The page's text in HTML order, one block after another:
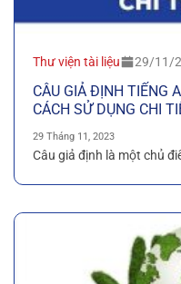
Thư viện tài liệu 29/11/
CÂU GIẢ ĐỊNH TIẾNG
CÁCH SỬ DỤNG CHI
29 Tháng 11, 2023
Câu giả định là một chủ